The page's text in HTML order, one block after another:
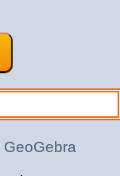
GeoGebra